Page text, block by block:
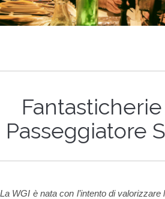
Passeggiatore
La WGI è nata con l’intento di valorizzare